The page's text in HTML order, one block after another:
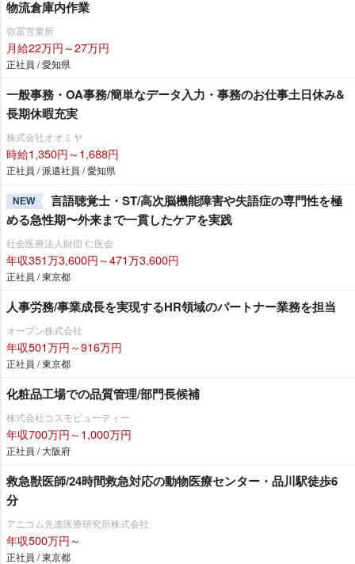
物流倉庫内作業
弥冨営業所
月給22万円～27万円
正社員 / 愛知県
一般事務・OA事務/簡単なデータ入力・事務のお仕事土日休み&
長期休暇充実
株式会社オオミヤ
時給1,350円～1,688円
正社員 / 派遣社員 / 愛知県
NEW
言語聴覚士・ST/高次脳機能障害や失語症の専門性を極
める急性期〜外来まで一貫したケアを実践
社会医療法人財団 仁医会
年収351万3,600円～471万3,600円
正社員 / 東京都
人事労務/事業成長を実現するHR領域のパートナー業務を担当
オープン株式会社
年収501万円～916万円
正社員 / 東京都
化粧品工場での品質管理/部門長候補
株式会社コスモビューティー
年収700万円～1,000万円
正社員 / 大阪府
救急獣医師/24時間救急対応の動物医療センター・品川駅徒歩6
分
アニコム先進医療研究所株式会社
年収500万円～
正社員 / 東京都